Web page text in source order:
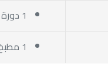
1 دورة مياة
1 مطبخ